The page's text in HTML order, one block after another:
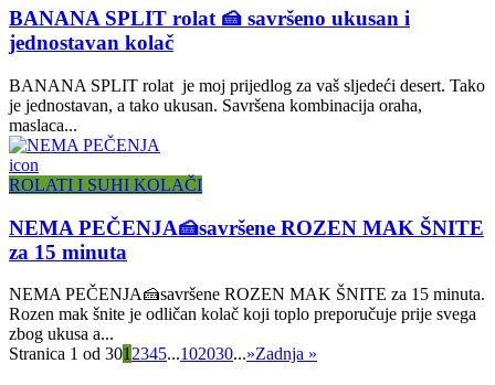
BANANA SPLIT rolat 🍰 savršeno ukusan i
jednostavan kolač
BANANA SPLIT rolat je moj prijedlog za vaš sljedeći desert. Tako
je jednostavan, a tako ukusan. Savršena kombinacija oraha,
maslaca...
icon
ROLATI I SUHI KOLAČI
NEMA PEČENJA🍰savršene ROZEN MAK ŠNITE
za 15 minuta
NEMA PEČENJA🍰savršene ROZEN MAK ŠNITE za 15 minuta.
Rozen mak šnite je odličan kolač koji toplo preporučuje prije svega
zbog ukusa a...
Stranica 1 od 301 2345...102030...»Zadnja »